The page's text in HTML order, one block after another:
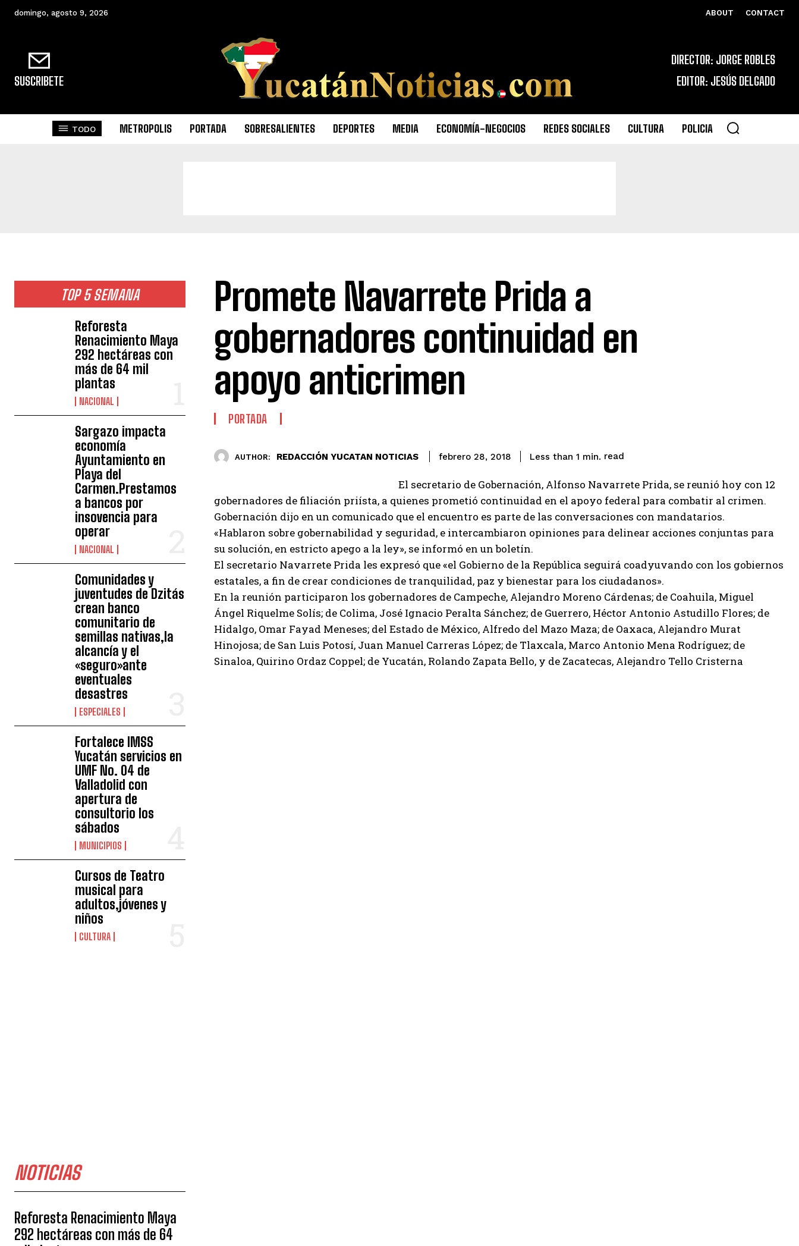
domingo, agosto 9, 2026 ABOUT CONTACT
SUSCRIBETE
DIRECTOR: JORGE ROBLES
EDITOR: JESÚS DELGADO
TODO METROPOLIS PORTADA SOBRESALIENTES DEPORTES MEDIA ECONOMÍA-NEGOCIOS REDES SOCIALES CULTURA POLICIA
TOP 5 SEMANA
Reforesta
Renacimiento Maya
292 hectáreas con
más de 64 mil
plantas
NACIONAL
Sargazo impacta
economía
Ayuntamiento en
Playa del
Carmen.Prestamos
a bancos por
insovencia para
operar
NACIONAL
Comunidades y
juventudes de Dzitás
crean banco
comunitario de
semillas nativas,la
alcancía y el
«seguro»ante
eventuales
desastres
ESPECIALES
Fortalece IMSS
Yucatán servicios en
UMF No. 04 de
Valladolid con
apertura de
consultorio los
sábados
MUNICIPIOS
Cursos de Teatro
musical para
adultos,jóvenes y
niños
CULTURA
NOTICIAS
Reforesta Renacimiento Maya
292 hectáreas con más de 64
Promete Navarrete Prida a
gobernadores continuidad en
apoyo anticrimen
PORTADA
AUTHOR: REDACCIÓN YUCATAN NOTICIAS febrero 28, 2018 Less than 1 min. read
El secretario de Gobernación, Alfonso Navarrete Prida, se reunió hoy con 12
gobernadores de filiación priísta, a quienes prometió continuidad en el apoyo federal para combatir al crimen.
Gobernación dijo en un comunicado que el encuentro es parte de las conversaciones con mandatarios.
«Hablaron sobre gobernabilidad y seguridad, e intercambiaron opiniones para delinear acciones conjuntas para
su solución, en estricto apego a la ley», se informó en un boletín.
El secretario Navarrete Prida les expresó que «el Gobierno de la República seguirá coadyuvando con los gobiernos
estatales, a fin de crear condiciones de tranquilidad, paz y bienestar para los ciudadanos».
En la reunión participaron los gobernadores de Campeche, Alejandro Moreno Cárdenas; de Coahuila, Miguel
Ángel Riquelme Solís; de Colima, José Ignacio Peralta Sánchez; de Guerrero, Héctor Antonio Astudillo Flores; de
Hidalgo, Omar Fayad Meneses; del Estado de México, Alfredo del Mazo Maza; de Oaxaca, Alejandro Murat
Hinojosa; de San Luis Potosí, Juan Manuel Carreras López; de Tlaxcala, Marco Antonio Mena Rodríguez; de
Sinaloa, Quirino Ordaz Coppel; de Yucatán, Rolando Zapata Bello, y de Zacatecas, Alejandro Tello Cristerna